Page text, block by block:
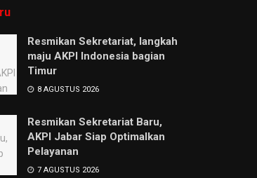
Resmikan Sekretariat, langkah
maju AKPI Indonesia bagian
Timur
8 AGUSTUS 2026
Resmikan Sekretariat Baru,
AKPI Jabar Siap Optimalkan
Pelayanan
7 AGUSTUS 2026